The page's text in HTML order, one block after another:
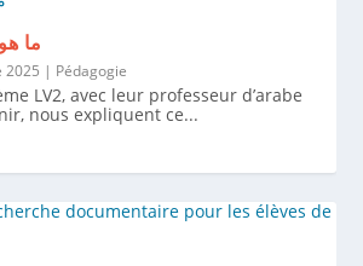
ما
2025 | Pédagogie
LV2, avec leur professeur d’arabe
nous expliquent ce...